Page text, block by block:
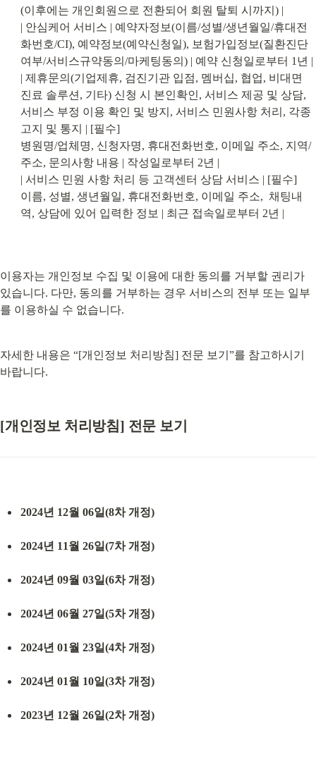
(이후에는 개인회원으로 전환되어 회원 탈퇴 시까지) |
| 안심케어 서비스 | 예약자정보(이름/성별/생년월일/휴대전
화번호/CI), 예약정보(예약신청일), 보험가입정보(질환진단
여부/서비스규약동의/마케팅동의) | 예약 신청일로부터 1년 |
| 제휴문의(기업제휴, 검진기관 입점, 멤버십, 협업, 비대면
진료 솔루션, 기타) 신청 시 본인확인, 서비스 제공 및 상담,
서비스 부정 이용 확인 및 방지, 서비스 민원사항 처리, 각종
고지 및 통지 | [필수]
병원명/업체명, 신청자명, 휴대전화번호, 이메일 주소, 지역/
주소, 문의사항 내용 | 작성일로부터 2년 |
| 서비스 민원 사항 처리 등 고객센터 상담 서비스 | [필수]
이름, 성별, 생년월일, 휴대전화번호, 이메일 주소,  채팅내
역, 상담에 있어 입력한 정보 | 최근 접속일로부터 2년 |
이용자는 개인정보 수집 및 이용에 대한 동의를 거부할 권리가
있습니다. 다만, 동의를 거부하는 경우 서비스의 전부 또는 일부
를 이용하실 수 없습니다.
자세한 내용은 “[개인정보 처리방침] 전문 보기”를 참고하시기
바랍니다.
[개인정보 처리방침] 전문 보기
2024년 12월 06일(8차 개정)
2024년 11월 26일(7차 개정)
2024년 09월 03일(6차 개정)
2024년 06월 27일(5차 개정)
2024년 01월 23일(4차 개정)
2024년 01월 10일(3차 개정)
2023년 12월 26일(2차 개정)